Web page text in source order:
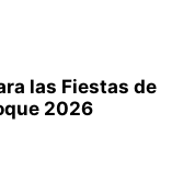
las Fiestas de
2026